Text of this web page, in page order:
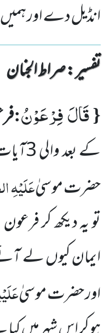
انڈیل دے اور
تفسیر : ‎صراط الجنان
{قَالَ فِرْعَوْنُ:
کے بعد والی3
حضرت موسیٰعَلَیْہِ
تو یہ دیکھ کر
ایمان کیوں لے
اور حضرت موسیٰ